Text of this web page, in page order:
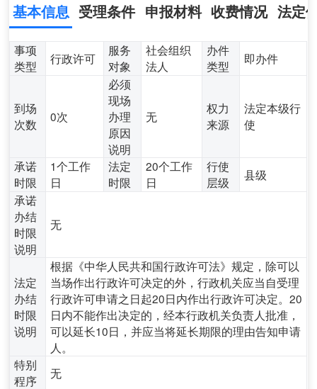
基本信息 受理条件 申报材料 收费情况 法定
事项
类型
行政许可
服务
对象
社会组织
法人
办件
类型
即办件
到场
次数
0次
必须
现场
办理
原因
说明
无
权力
来源
法定本级行
使
承诺
时限
1个工作
日
法定
时限
20个工作
日
行使
层级
县级
承诺
办结
时限
说明
无
法定
办结
时限
说明
根据《中华人民共和国行政许可法》规定，除可以
当场作出行政许可决定的外，行政机关应当自受理
行政许可申请之日起‌20日内‌作出行政许可决定。20
日内不能作出决定的，经本行政机关负责人批准，
可以延长10日，并应当将延长期限的理由告知申请
人。
特别
程序
无